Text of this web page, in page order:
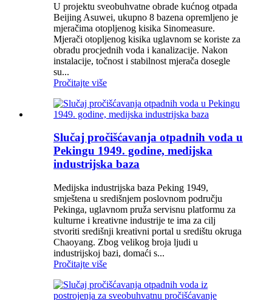
U projektu sveobuhvatne obrade kućnog otpada
Beijing Asuwei, ukupno 8 bazena opremljeno je
mjeračima otopljenog kisika Sinomeasure.
Mjerači otopljenog kisika uglavnom se koriste za
obradu procjednih voda i kanalizacije. Nakon
instalacije, točnost i stabilnost mjerača dosegle
su...
Pročitajte više
Slučaj pročišćavanja otpadnih voda u
Pekingu 1949. godine, medijska
industrijska baza
Medijska industrijska baza Peking 1949,
smještena u središnjem poslovnom području
Pekinga, uglavnom pruža servisnu platformu za
kulturne i kreativne industrije te ima za cilj
stvoriti središnji kreativni portal u središtu okruga
Chaoyang. Zbog velikog broja ljudi u
industrijskoj bazi, domaći s...
Pročitajte više